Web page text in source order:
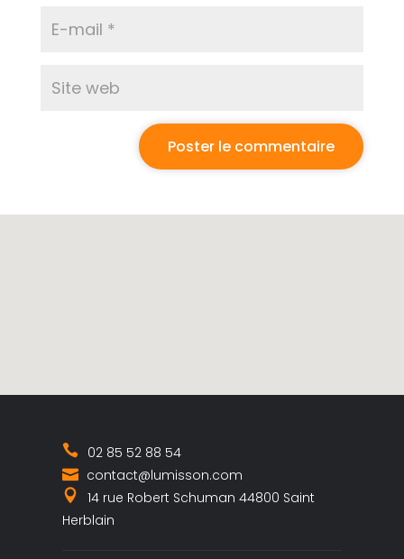
02 85 52 88 54
contact@lumisson.com
14 rue Robert Schuman 44800 Saint
Herblain